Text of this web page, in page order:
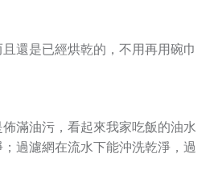
還是已經烘乾的，不用再用碗巾
滿油污，看起來我家吃飯的油水
過濾網在流水下能沖洗乾淨，過